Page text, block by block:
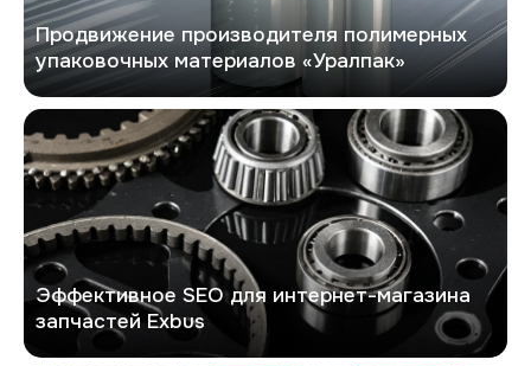
Продвижение производителя полимерных
упаковочных материалов «Уралпак»
Exbus
Эффективное SEO для интернет-магазина
запчастей Exbus